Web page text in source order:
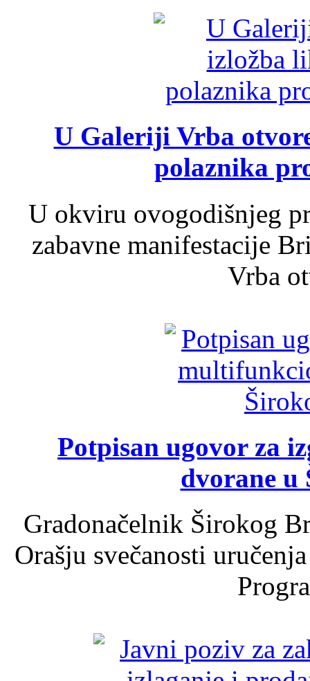
U Galeriji Vrba
polaznika
U okviru ovogodišnjeg
zabavne manifestacije
Vrba
Potpisan ugovor za
dvorane u
Gradonačelnik Širokog
Orašju svečanosti